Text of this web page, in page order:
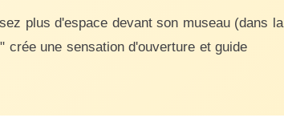
plus d'espace devant son museau (dans la
crée une sensation d'ouverture et guide